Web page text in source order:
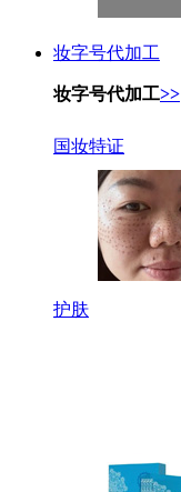
妆字号代加工
妆字号代加工>>
国妆特证
护肤